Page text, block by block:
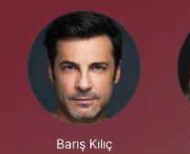
Barış Kılıç